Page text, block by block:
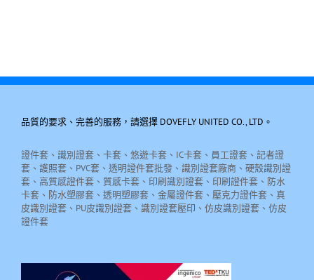
品質的要求、完善的服務，請選擇 DOVEFLY UNITED CO., LTD。
證件套、識別證套、卡套、悠遊卡套、IC卡套、員工證套、記者證
套、護照套、PVC套、透明證件套批發、識別證套廠商、硬殼識別證
套、高質感證件套、質感卡套、印刷識別證套、印刷證件套、防水
卡套、防水塑膠套、透明塑膠套、金屬證件套、壓克力證件套、真
皮識別證套、PU皮識別證套、識別證套壓印、仿皮識別證套、仿皮
證件套